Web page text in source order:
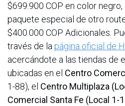
$699.900 COP en color
paquete especial de otro
$400.000 COP Adicionales.
través de la página oficial de
acercándote a las tiendas de
ubicadas en el Centro
1-88), el Centro Multiplaza
Comercial Santa Fe (Local 1-